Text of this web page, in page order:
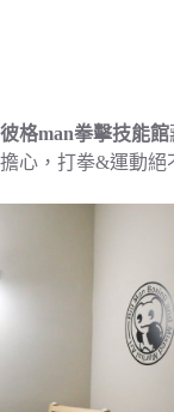
彼格man拳擊技能館
擔心，打拳&運動絕